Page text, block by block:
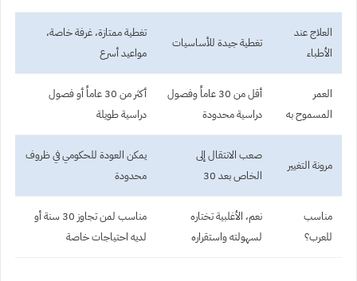
العلاج عند
الأطباء
تغطية جيدة للأساسيات
تغطية ممتازة، غرفة خاصة،
مواعيد أسرع
العمر
المسموح به
أقل من 30 عاماً وفصول
دراسية محدودة
أكثر من 30 عاماً أو فصول
دراسية طويلة
مرونة التغيير
صعب الانتقال إلى
الخاص بعد 30
يمكن العودة للحكومي في ظروف
محدودة
مناسب
للعرب؟
نعم، الأغلبية تختاره
لسهولته واستقراره
مناسب لمن تجاوز 30 سنة أو
لديه احتياجات خاصة